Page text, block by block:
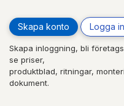
Skapa konto Logga in
Skapa inloggning, bli
se priser,
produktblad, ritningar,
dokument.